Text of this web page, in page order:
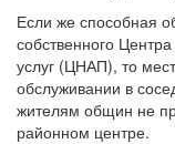
Если же способная
собственного
услуг (ЦНАП), то
обслуживании в
жителям общин не
районном центре.